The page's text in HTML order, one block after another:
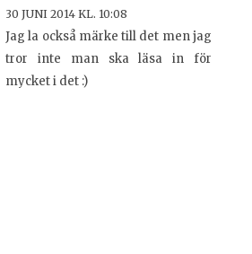
30 JUNI 2014 KL. 10:08
Jag la också märke till det men jag
tror inte man ska läsa in för
mycket i det :)